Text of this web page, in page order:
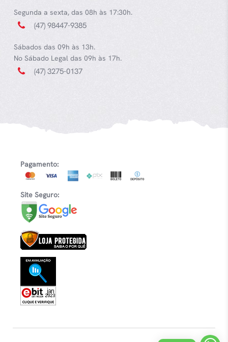
Segunda a sexta, das 08h às 17:30h.
(47) 98447-9385
Sábados das 09h às 13h.
No Sábado Legal das 09h às 17h.
(47) 3275-0137
Pagamento:
Site Seguro: